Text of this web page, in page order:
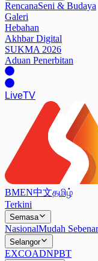
RencanaSeni & Budaya
Galeri
Hebahan
Akhbar Digital
SUKMA 2026
Aduan Penerbitan
LiveTV
BMEN中文தமிழ்
Terkini
Semasa
NasionalMudah
Selangor
EXCOADNPBT